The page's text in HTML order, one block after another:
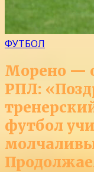
ФУТБОЛ
Морено —
РПЛ:
футбол